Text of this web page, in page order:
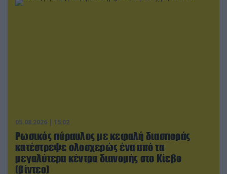
05.08.2026 | 15:02
Ρωσικός πύραυλος με κεφαλή διασποράς
κατέστρεψε ολοσχερώς ένα από τα
μεγαλύτερα κέντρα διανομής στο Κίεβο
(βίντεο)